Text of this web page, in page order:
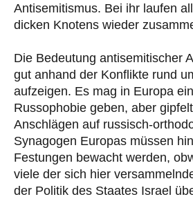
Antisemitismus. Bei ihr laufen
dicken Knotens wieder
Die Bedeutung antisemitischer
gut anhand der Konflikte rund
aufzeigen. Es mag in Europa
Russophobie geben, aber
Anschlägen auf russisch-
Synagogen Europas müssen
Festungen bewacht werden,
viele der sich hier
der Politik des Staates Israel